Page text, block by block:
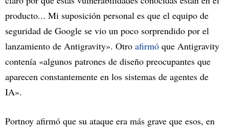
producto... Mi suposición personal es que el equipo de
seguridad de Google se vio un poco sorprendido por el
lanzamiento de Antigravity». Otro afirmó que Antigravity
contenía «algunos patrones de diseño preocupantes que
aparecen constantemente en los sistemas de agentes de
IA».
Portnoy afirmó que su ataque era más grave que esos, en